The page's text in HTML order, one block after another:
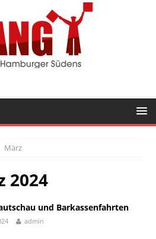
März
2024
und Barkassenfahrten
admin